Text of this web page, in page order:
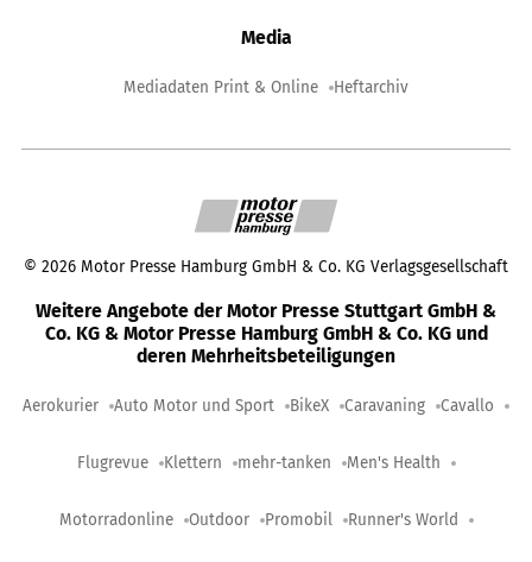
Media
Mediadaten Print & Online Heftarchiv
© 2026 Motor Presse Hamburg GmbH & Co. KG Verlagsgesellschaft
Weitere Angebote der Motor Presse Stuttgart GmbH &
Co. KG & Motor Presse Hamburg GmbH & Co. KG und
deren Mehrheitsbeteiligungen
Aerokurier Auto Motor und Sport BikeX Caravaning Cavallo
Flugrevue Klettern mehr-tanken Men's Health
Motorradonline Outdoor Promobil Runner's World